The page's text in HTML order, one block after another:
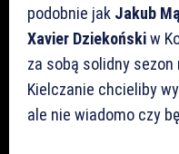
podobnie jak Jakub
Xavier Dziekońskiw
za sobą solidny
Kielczanie chcieliby
ale nie wiadomo czy